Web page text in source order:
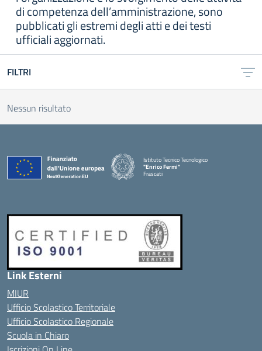
di competenza dell’amministrazione, sono
pubblicati gli estremi degli atti e dei testi
ufficiali aggiornati.
FILTRI
Nessun risultato
Istituto Tecnico Tecnologico
"Enrico Fermi"
Frascati
Link Esterni
MIUR
Ufficio Scolastico Territoriale
Ufficio Scolastico Regionale
Scuola in Chiaro